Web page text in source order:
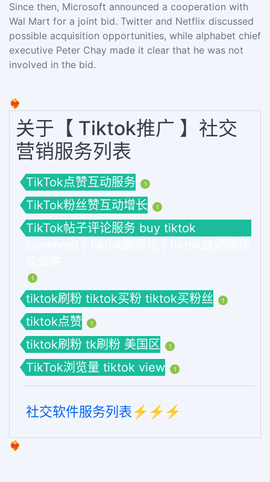
Since then, Microsoft announced a cooperation with
Wal Mart for a joint bid. Twitter and Netflix discussed
possible acquisition opportunities, while alphabet chief
executive Peter Chay made it clear that he was not
involved in the bid.
❤️‍🔥
关于【 Tiktok推广 】社交
营销服务列表
TikTok点赞互动服务 1
TikTok粉丝赞互动增长 1
TikTok帖子评论服务 buy tiktok
1
tiktok刷粉 tiktok买粉 tiktok买粉丝 1
tiktok点赞 1
tiktok刷粉 tk刷粉 美国区 1
TikTok浏览量 tiktok view 1
社交软件服务列表⚡️⚡️⚡️
❤️‍🔥